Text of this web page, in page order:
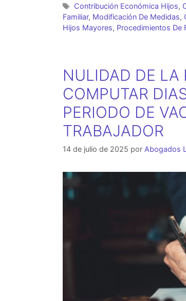
Etiquetas
Contribución Económica Hijos,
Familiar, Modificación De Medidas,
Hijos Mayores, Procedimientos De
NULIDAD DE LA
COMPUTAR
PERIODO DE
TRABAJADOR
14 de julio de 2025 por Abogados